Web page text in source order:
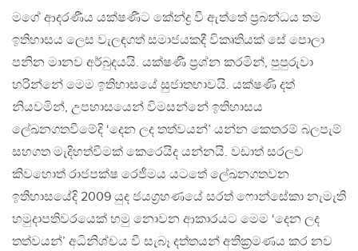
මගේ ආදරණීය යක්ෂණීට කේන්ද්‍ර වී ඇත්තේ ප්‍රබන්ධය තම
ඉතිහාසය ලෙස වැලඳගත් සමාජයකදී විකෘතියක් සේ පොලා
පනින මානව අර්බුදයයි. යක්ෂණී ප්‍රශ්න කරමින්, පුපුරුවා
හරින්නේ මෙම ඉතිහාසයේ සුජාතභාවයි. යක්ෂණි දත්
නියවමින්, උපහාසයෙන් විමසන්නේ ඉතිහාසය
ලේඛනගතවීමේදි ‘දෙන ලද තත්වයන්’ යන්න කෙතරම් බලපැම්
සහගත මැදිහත්වීමක් කෙරෙයිද යන්නයි. වඩාත් සරලව
කිවහොත් රාජපක්ෂ රෙජීමය යටතේ ලේඛනගතවන
ඉතිහාසයේදි 2009 යුද ජයග්‍රහණයේ සරත් ෆොන්සේකා නැමැති
හමුදාපතිවරයෙක් හමු නොවන ආකාරයට මෙම ‘දෙන ලද
තත්වයන්’ අධිනිශ්චය වී සැබෑ දත්තයන් අතික්‍රමණය කර නව